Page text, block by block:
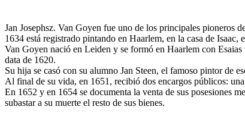
Jan Josephsz. Van Goyen fue uno de los principales
1634 está registrado pintando en Haarlem, en la casa de
Van Goyen nació en Leiden y se formó en Haarlem con
data de 1620.
Su hija se casó con su alumno Jan Steen, el famoso pintor de
Al final de su vida, en 1651, recibió dos encargos públicos:
En 1652 y en 1654 se documenta la venta de sus posesiones
subastar a su muerte el resto de sus bienes.